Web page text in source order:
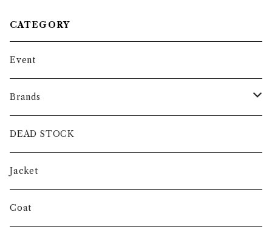
CATEGORY
Event
Brands
intch.
SHUREN
INVERTERE
DEAD STOCK
Jacket
Coat